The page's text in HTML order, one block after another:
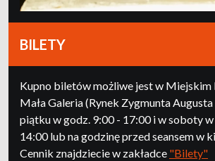
BILETY
Kupno biletów możliwe jest w Miejskim
Mała Galeria (Rynek Zygmunta
piątku w godz. 9:00 - 17:00 i w soboty
14:00 lub na godzinę przed seansem w
Cennik znajdziecie w zakładce "Bilety"